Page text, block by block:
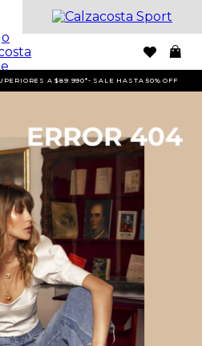
A $89.990*- SALE HASTA 50% OFF